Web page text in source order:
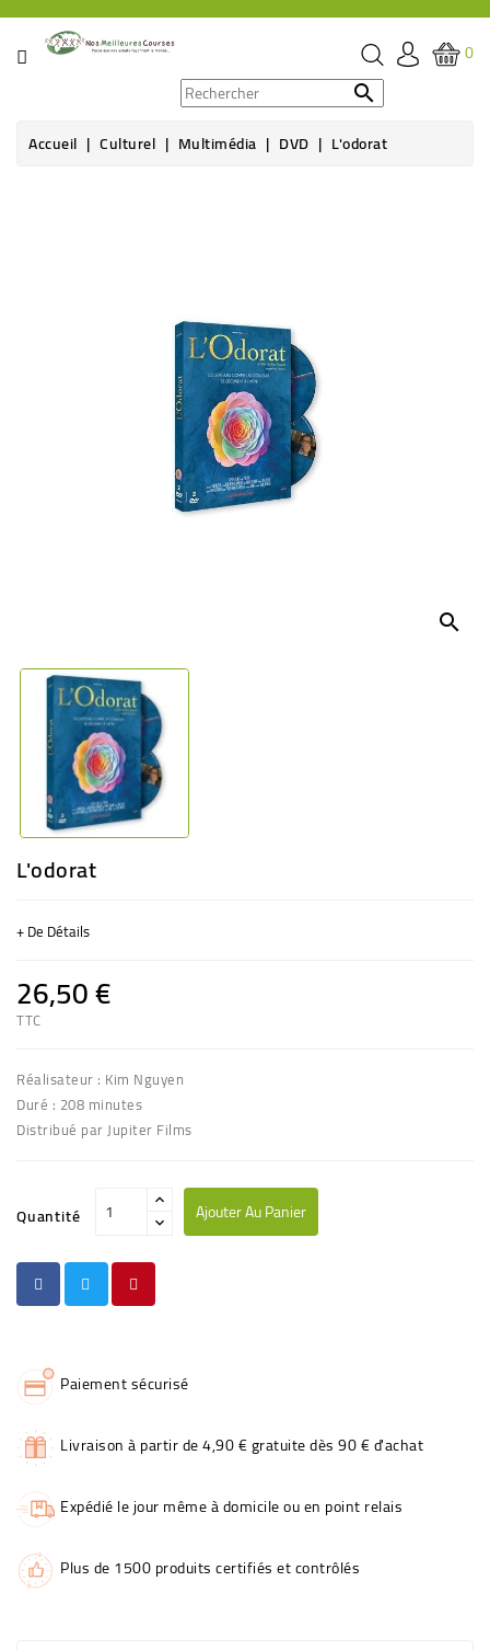
CATÉGORIE
ÉPICERIE
0

Accueil Culturel Multimédia DVD L'odorat
search
L'odorat
+ De Détails
26,50 €
TTC
Réalisateur : Kim Nguyen
Duré : 208 minutes
Distribué par Jupiter Films
Quantité Ajouter Au Panier
Paiement sécurisé
Livraison à partir de 4,90 € gratuite dès 90 € d'achat
Expédié le jour même à domicile ou en point relais
Plus de 1500 produits certifiés et contrôlés